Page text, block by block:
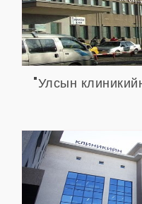
"Улсын